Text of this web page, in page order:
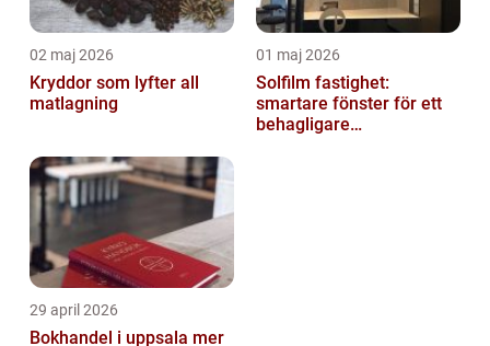
02 maj 2026
Kryddor som lyfter all
matlagning
01 maj 2026
Solfilm fastighet:
smartare fönster för ett
behagligare
29 april 2026
Bokhandel i uppsala mer